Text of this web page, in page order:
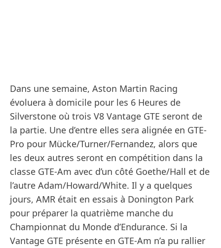
Dans une semaine, Aston Martin Racing
évoluera à domicile pour les 6 Heures de
Silverstone où trois V8 Vantage GTE seront de
la partie. Une d’entre elles sera alignée en GTE-
Pro pour Mücke/Turner/Fernandez, alors que
les deux autres seront en compétition dans la
classe GTE-Am avec d’un côté Goethe/Hall et de
l’autre Adam/Howard/White. Il y a quelques
jours, AMR était en essais à Donington Park
pour préparer la quatrième manche du
Championnat du Monde d’Endurance. Si la
Vantage GTE présente en GTE-Am n’a pu rallier